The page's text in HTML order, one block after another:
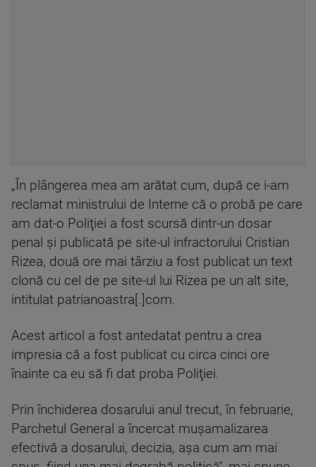
„În plângerea mea am arătat cum, după ce i-am
reclamat ministrului de Interne că o probă pe care
am dat-o Poliţiei a fost scursă dintr-un dosar
penal şi publicată pe site-ul infractorului Cristian
Rizea, două ore mai târziu a fost publicat un text
clonă cu cel de pe site-ul lui Rizea pe un alt site,
intitulat patrianoastra[.]com.
Acest articol a fost antedatat pentru a crea
impresia că a fost publicat cu circa cinci ore
înainte ca eu să fi dat proba Poliţiei.
Prin închiderea dosarului anul trecut, în februarie,
Parchetul General a încercat muşamalizarea
efectivă a dosarului, decizia, aşa cum am mai